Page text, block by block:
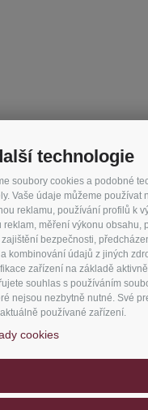
technologie
soubory cookies a podobné
Vaše údaje můžeme
reklamu, používání profilů k
měření výkonu
bezpečnosti,
kombinování údajů z jiných
zařízení na základě
souhlas s používáním
nejsou nezbytně nutné. Své
používané zařízení.
cookies